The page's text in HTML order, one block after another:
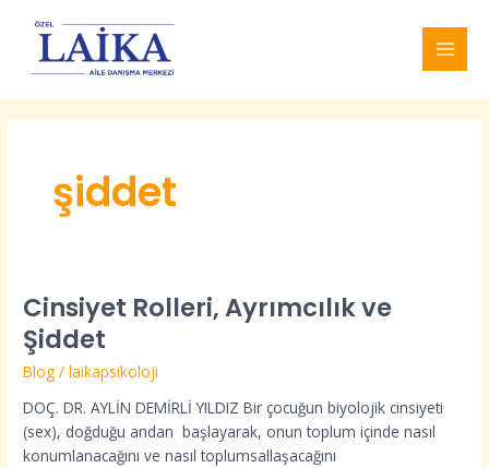
şiddet
Cinsiyet Rolleri, Ayrımcılık ve
Şiddet
Blog /laikapsikoloji
DOÇ. DR. AYLİN DEMİRLİ YILDIZ Bir çocuğun biyolojik cinsiyeti
(sex), doğduğu andan başlayarak, onun toplum içinde nasıl
konumlanacağını ve nasıl toplumsallaşacağını
Cinsiyet
Rolleri,
Ayrımcılık
ve
Şiddet